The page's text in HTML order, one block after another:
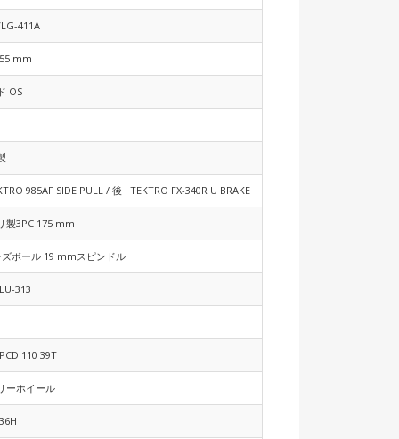
411A
mm
OS
985AF SIDE PULL / 後 : TEKTRO FX-340R U BRAKE
製3PC 175 mm
ズボール 19 mmスピンドル
313
110 39T
ーホイール